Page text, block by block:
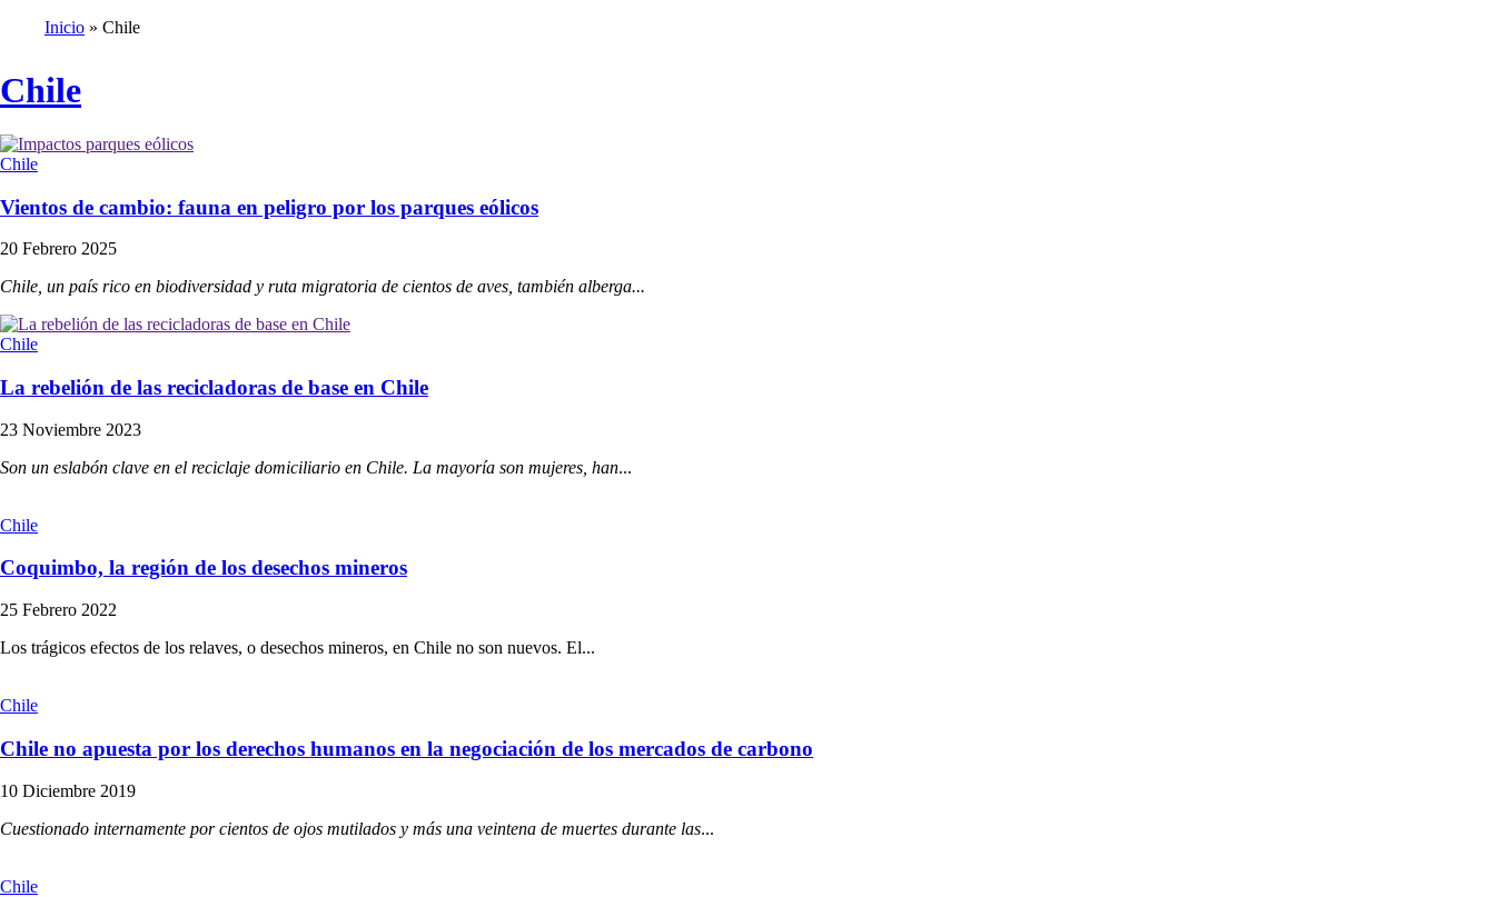
de
navegación
Inicio Chile
Chile
Chile
Vientos de cambio: fauna en peligro por los parques eólicos
20 Febrero 2025
Chile, un país rico en biodiversidad y ruta migratoria de cientos de aves, también alberga...
Chile
La rebelión de las recicladoras de base en Chile
23 Noviembre 2023
Son un eslabón clave en el reciclaje domiciliario en Chile. La mayoría son mujeres, han...
Chile
Coquimbo, la región de los desechos mineros
25 Febrero 2022
Los trágicos efectos de los relaves, o desechos mineros, en Chile no son nuevos. El...
Chile
Chile no apuesta por los derechos humanos en la negociación de los mercados de carbono
10 Diciembre 2019
Cuestionado internamente por cientos de ojos mutilados y más una veintena de muertes durante las...
Chile